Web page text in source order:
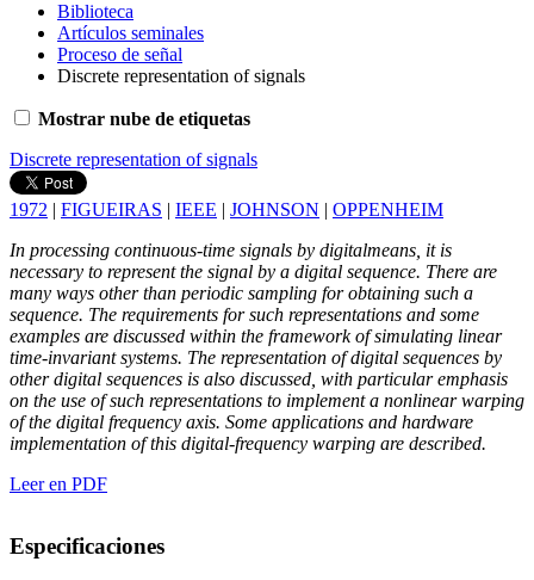
Biblioteca
Artículos seminales
Proceso de señal
Discrete representation of signals
Mostrar nube de etiquetas
Discrete representation of signals
1972 | FIGUEIRAS | IEEE | JOHNSON | OPPENHEIM
In processing continuous-time signals by digitalmeans, it is
necessary to represent the signal by a digital sequence. There are
many ways other than periodic sampling for obtaining such a
sequence. The requirements for such representations and some
examples are discussed within the framework of simulating linear
time-invariant systems. The representation of digital sequences by
other digital sequences is also discussed, with particular emphasis
on the use of such representations to implement a nonlinear warping
of the digital frequency axis. Some applications and hardware
implementation of this digital-frequency warping are described.
Leer en PDF
Especificaciones